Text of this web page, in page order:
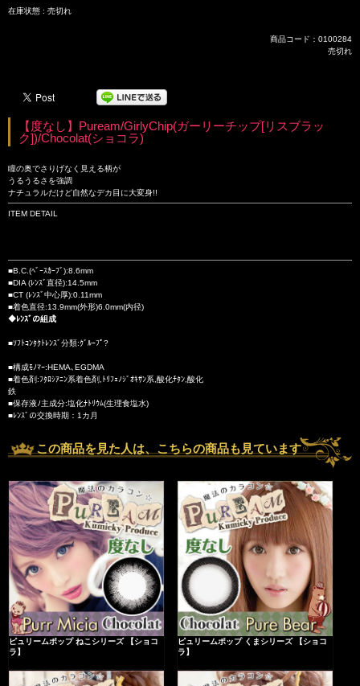
在庫状態 : 売切れ
商品コード：0100284
売切れ
【度なし】Puream/GirlyChip(ガーリーチップ[リスブラッ
ク])/Chocolat(ショコラ)
瞳の奥でさりげなく見える柄が
うるうるさを強調
ナチュラルだけど自然なデカ目に大変身!!
ITEM DETAIL
■B.C.(ﾍﾞｰｽｶｰﾌﾞ):8.6mm
■DIA (ﾚﾝｽﾞ直径):14.5mm
■CT (ﾚﾝｽﾞ中心厚):0.11mm
■着色直径:13.9mm(外形)6.0mm(内径)
◆ﾚﾝｽﾞの組成
■ｿﾌﾄｺﾝﾀｸﾄﾚﾝｽﾞ分類:ｸﾞﾙｰﾌﾟ?
■構成ﾓﾉﾏｰ:HEMA､EGDMA
■着色剤:ﾌﾀﾛｼｱﾆﾝ系着色剤,ﾄﾘﾌｪﾉｼﾞｵｷｻﾝ系,酸化ﾁﾀﾝ,酸化
鉄
■保存液ﾉ主成分:塩化ﾅﾄﾘｳﾑ(生理食塩水)
■ﾚﾝｽﾞの交換時期：1カ月
この商品を見た人は、こちらの商品も見ています
ピュリームポップ ねこシリーズ 【ショコ
ラ】
ピュリームポップ くまシリーズ 【ショコ
ラ】